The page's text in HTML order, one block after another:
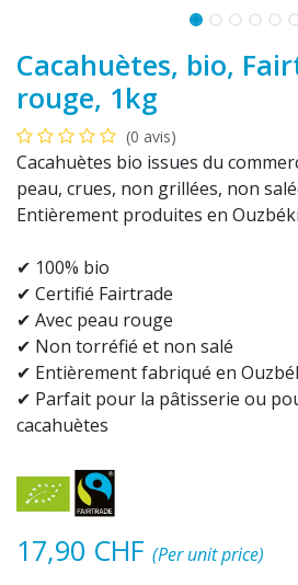
Cacahuètes, bio,
rouge, 1kg
(0 avis)
Cacahuètes bio issues du
peau, crues, non grillées, non
Entièrement produites en
✔ 100% bio
✔ Certifié Fairtrade
✔ Avec peau rouge
✔ Non torréfié et non salé
✔ Entièrement fabriqué en
✔ Parfait pour la pâtisserie ou
cacahuètes
17,90 CHF (Per unit price)